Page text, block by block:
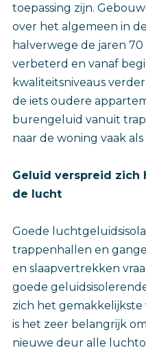
toepassing zijn.
over het algemeen in
halverwege de jaren 70
verbeterd en vanaf
kwaliteitsniveaus
de iets oudere
burengeluid vanuit
naar de woning vaak
Geluid verspreid
de lucht
Goede
trappenhallen en
en slaapvertrekken
goede
zich het
is het zeer belangrijk
nieuwe deur alle